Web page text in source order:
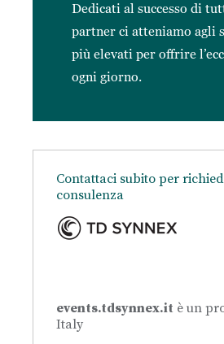
Dedicati al successo di
partner ci atteniamo agli
più elevati per offrire
ogni giorno.
Contattaci subito per
consulenza
events.tdsynnex.it è un
Italy